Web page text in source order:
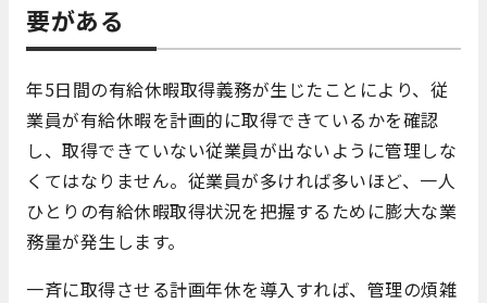
要がある
年5日間の有給休暇取得義務が生じたことにより、従
業員が有給休暇を計画的に取得できているかを確認
し、取得できていない従業員が出ないように管理しな
くてはなりません。従業員が多ければ多いほど、一人
ひとりの有給休暇取得状況を把握するために膨大な業
務量が発生します。
一斉に取得させる計画年休を導入すれば、管理の煩雑